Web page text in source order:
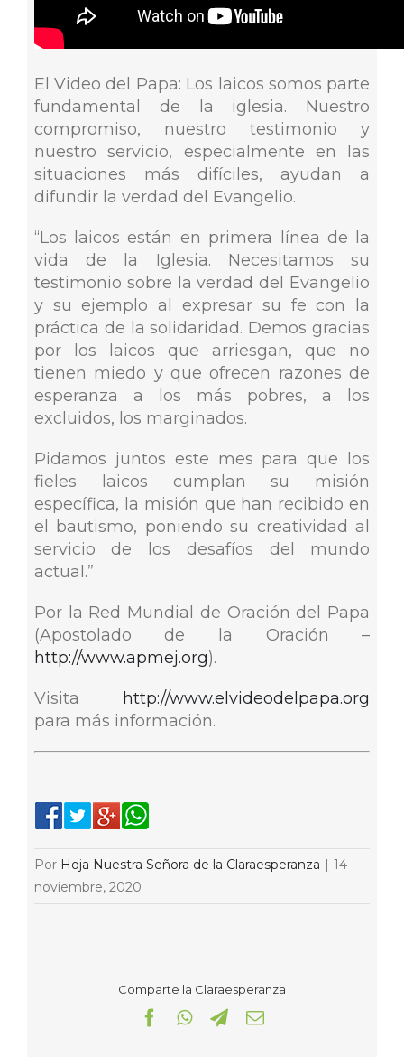
El Video del Papa: Los laicos somos parte
fundamental de la iglesia. Nuestro
compromiso, nuestro testimonio y
nuestro servicio, especialmente en las
situaciones más difíciles, ayudan a
difundir la verdad del Evangelio.
“Los laicos están en primera línea de la
vida de la Iglesia. Necesitamos su
testimonio sobre la verdad del Evangelio
y su ejemplo al expresar su fe con la
práctica de la solidaridad. Demos gracias
por los laicos que arriesgan, que no
tienen miedo y que ofrecen razones de
esperanza a los más pobres, a los
excluidos, los marginados.
Pidamos juntos este mes para que los
fieles laicos cumplan su misión
específica, la misión que han recibido en
el bautismo, poniendo su creatividad al
servicio de los desafíos del mundo
actual.”
Por la Red Mundial de Oración del Papa
(Apostolado de la Oración –
http://www.apmej.org).
Visita
http://www.elvideodelpapa.org
para más información.
Por Hoja Nuestra Señora de la Claraesperanza
14
noviembre, 2020
Comparte la Claraesperanza
Facebook
WhatsApp
Telegram
Correo